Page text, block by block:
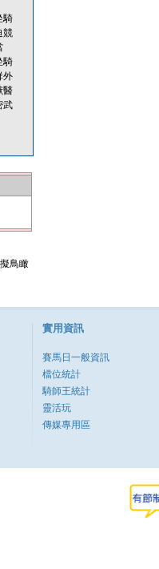
騎
競
騎
外
醫
武
鳥瞰
實用資訊
賽馬日一般資訊
檔位統計
騎師王統計
靈活玩
傳媒專用區